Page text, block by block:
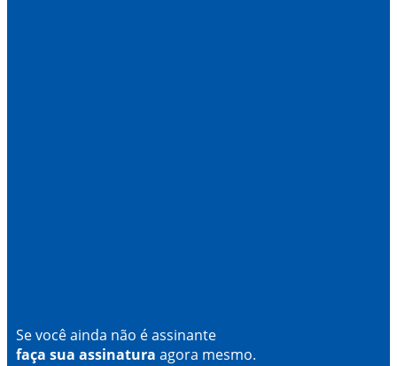
Se você ainda não é assinante
faça sua assinatura agora mesmo.